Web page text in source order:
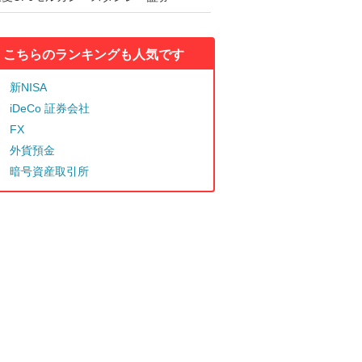
こちらのランキングも人気です
新NISA
iDeCo 証券会社
FX
外貨預金
暗号資産取引所